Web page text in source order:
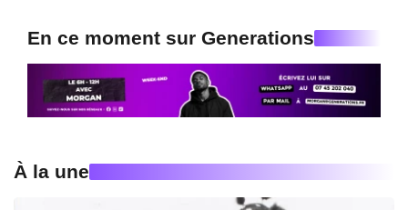
En ce moment sur Generations
À la une